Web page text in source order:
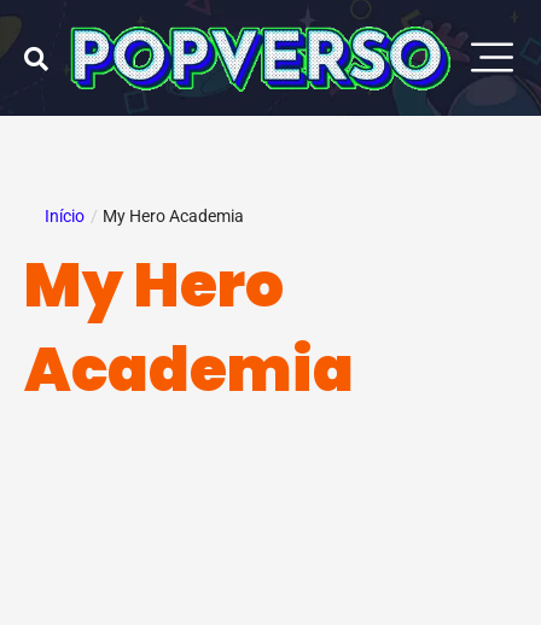
Ir
para
Início / My Hero Academia
My Hero
Academia